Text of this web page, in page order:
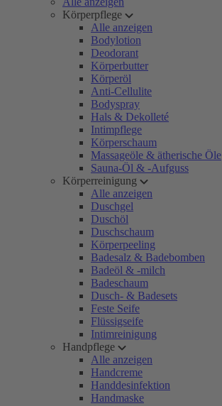
Körperpflege
Alle anzeigen
Bodylotion
Deodorant
Körperbutter
Körperöl
Anti-Cellulite
Bodyspray
Hals & Dekolleté
Intimpflege
Körperschaum
Massageöle & ätherische Öle
Sauna-Öl & -Aufguss
Körperreinigung
Alle anzeigen
Duschgel
Duschöl
Duschschaum
Körperpeeling
Badesalz & Badebomben
Badeöl & -milch
Badeschaum
Dusch- & Badesets
Feste Seife
Flüssigseife
Intimreinigung
Handpflege
Alle anzeigen
Handcreme
Handdesinfektion
Handmaske